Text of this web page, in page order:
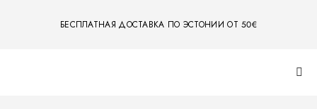
БЕСПЛАТНАЯ ДОСТАВКА ПО ЭСТОНИИ ОТ 50€